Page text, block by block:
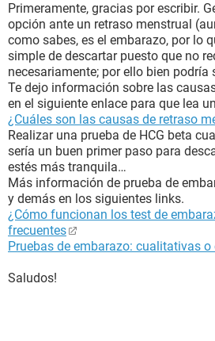
Primeramente, gracias por escribir.
opción ante un retraso menstrual
como sabes, es el embarazo, por lo
simple de descartar puesto que no
necesariamente; por ello bien podría
Te dejo información sobre las
en el siguiente enlace para que lea
¿Cuáles son las causas de retraso
Realizar una prueba de HCG beta
sería un buen primer paso para
estés más tranquila…
Más información de prueba de
y demás en los siguientes links.
¿Cómo funcionan los test de
frecuentes
Pruebas de embarazo: cualitativas
Saludos!